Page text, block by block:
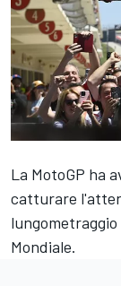
La MotoGP ha
catturare
Mondiale.